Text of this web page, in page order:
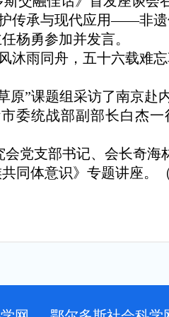
传承与现代应用——非
杨勇参加并发言。
沐雨同舟，五十六载
原”课题组采访了南京赴
委统战部副部长白杰
会党支部书记、会长奇
同体意识》专题讲座。（